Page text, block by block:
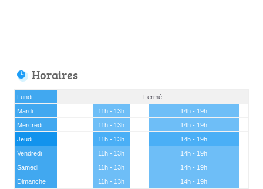
Horaires
Lundi
Fermé
Mardi
11h - 13h
14h - 19h
Mercredi
11h - 13h
14h - 19h
Jeudi
11h - 13h
14h - 19h
Vendredi
11h - 13h
14h - 19h
Samedi
11h - 13h
14h - 19h
Dimanche
11h - 13h 14h - 19h